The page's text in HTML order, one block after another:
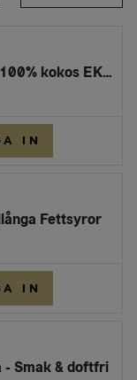
Coconut Butter - 100% kokos EKO (12)
IN
Fettsyror
IN
- Smak & doftfri